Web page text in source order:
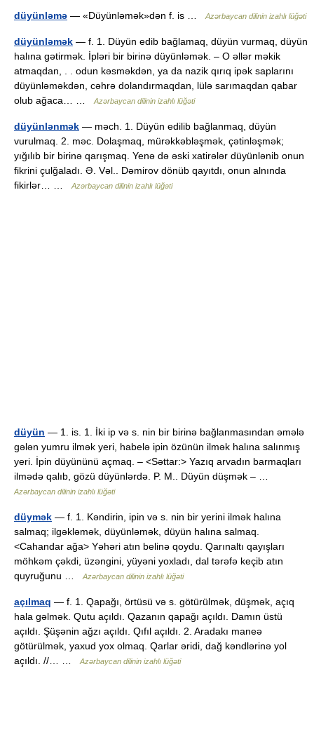
düyünləmə — «Düyünləmək»dən f. is … Azərbaycan dilinin izahlı lüğəti
düyünləmək — f. 1. Düyün edib bağlamaq, düyün vurmaq, düyün
halına gətirmək. İpləri bir birinə düyünləmək. – O əllər məkik
atmaqdan, . . odun kəsməkdən, ya da nazik qırıq ipək saplarını
düyünləməkdən, cəhrə dolandırmaqdan, lülə sarımaqdan qabar
olub ağaca… …
Azərbaycan dilinin izahlı lüğəti
düyünlənmək — məch. 1. Düyün edilib bağlanmaq, düyün
vurulmaq. 2. məc. Dolaşmaq, mürəkkəbləşmək, çətinləşmək;
yığılıb bir birinə qarışmaq. Yenə də əski xatirələr düyünlənib onun
fikrini çulğaladı. Ə. Vəl.. Dəmirov dönüb qayıtdı, onun alnında
fikirlər… …
Azərbaycan dilinin izahlı lüğəti
düyün — 1. is. 1. İki ip və s. nin bir birinə bağlanmasından əmələ
gələn yumru ilmək yeri, habelə ipin özünün ilmək halına salınmış
yeri. İpin düyününü açmaq. – <Səttar:> Yazıq arvadın barmaqları
ilmədə qalıb, gözü düyünlərdə. P. M.. Düyün düşmək – …
Azərbaycan dilinin izahlı lüğəti
düymək — f. 1. Kəndirin, ipin və s. nin bir yerini ilmək halına
salmaq; ilgəkləmək, düyünləmək, düyün halına salmaq.
<Cahandar ağa> Yəhəri atın belinə qoydu. Qarınaltı qayışları
möhkəm çəkdi, üzəngini, yüyəni yoxladı, dal tərəfə keçib atın
quyruğunu …
Azərbaycan dilinin izahlı lüğəti
açılmaq — f. 1. Qapağı, örtüsü və s. götürülmək, düşmək, açıq
hala gəlmək. Qutu açıldı. Qazanın qapağı açıldı. Damın üstü
açıldı. Şüşənin ağzı açıldı. Qıfıl açıldı. 2. Aradakı maneə
götürülmək, yaxud yox olmaq. Qarlar əridi, dağ kəndlərinə yol
açıldı. //… …
Azərbaycan dilinin izahlı lüğəti